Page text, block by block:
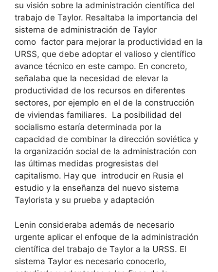
su visión sobre la administración científica del
trabajo de Taylor. Resaltaba la importancia del
sistema de administración de Taylor
como factor para mejorar la productividad en la
URSS, que debe adoptar el valioso y científico
avance técnico en este campo. En concreto,
señalaba que la necesidad de elevar la
productividad de los recursos en diferentes
sectores, por ejemplo en el de la construcción
de viviendas familiares. La posibilidad del
socialismo estaría determinada por la
capacidad de combinar la dirección soviética y
la organización social de la administración con
las últimas medidas progresistas del
capitalismo. Hay que introducir en Rusia el
estudio y la enseñanza del nuevo sistema
Taylorista y su prueba y adaptación
Lenin consideraba además de necesario
urgente aplicar el enfoque de la administración
científica del trabajo de Taylor a la URSS. El
sistema Taylor es necesario conocerlo,